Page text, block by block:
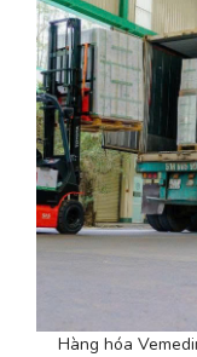
Hàng hóa